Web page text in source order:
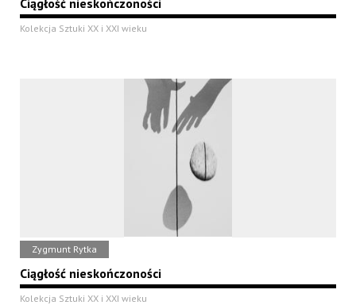
Kolekcja Sztuki XX i XXI wieku
Zygmunt Rytka
Ciągłość nieskończoności
Kolekcja Sztuki XX i XXI wieku